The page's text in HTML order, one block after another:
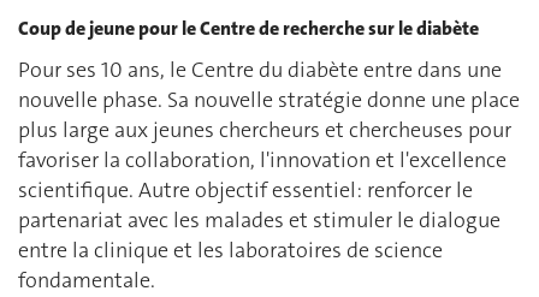
Coup de jeune pour le Centre de recherche sur le diabète
Pour ses 10 ans, le Centre du diabète entre dans une
nouvelle phase. Sa nouvelle stratégie donne une place
plus large aux jeunes chercheurs et chercheuses pour
favoriser la collaboration, l'innovation et l'excellence
scientifique. Autre objectif essentiel: renforcer le
partenariat avec les malades et stimuler le dialogue
entre la clinique et les laboratoires de science
fondamentale.